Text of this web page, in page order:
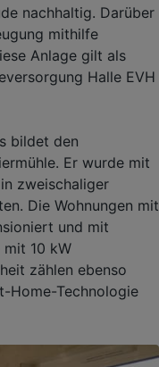
nachhaltig. Darüber
mithilfe
Anlage gilt als
Halle EVH
bildet den
Er wurde mit
zweischaliger
Die Wohnungen mit
und mit
10 kW
zählen ebenso
Home-Technologie